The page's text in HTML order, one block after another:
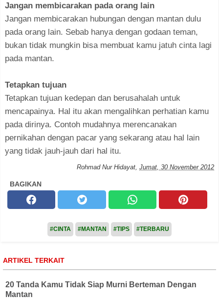
Jangan membicarakan pada orang lain
Jangan membicarakan hubungan dengan mantan dulu
pada orang lain. Sebab hanya dengan godaan teman,
bukan tidak mungkin bisa membuat kamu jatuh cinta lagi
pada mantan.
Tetapkan tujuan
Tetapkan tujuan kedepan dan berusahalah untuk
mencapainya. Hal itu akan mengalihkan perhatian kamu
pada dirinya. Contoh mudahnya merencanakan
pernikahan dengan pacar yang sekarang atau hal lain
yang tidak jauh-jauh dari hal itu.
Rohmad Nur Hidayat, Jumat, 30 November 2012
BAGIKAN
#CINTA #MANTAN #TIPS #TERBARU
ARTIKEL TERKAIT
20 Tanda Kamu Tidak Siap Murni Berteman Dengan
Mantan